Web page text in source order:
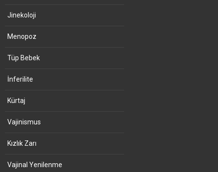
Jinekoloji
Menopoz
Tüp Bebek
İnferilite
Kürtaj
Vajinismus
Kızlık Zarı
Vajinal Yenilenme